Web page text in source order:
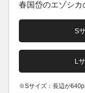
春国岱のエゾシ
S
L
※Sサイズ：長辺が